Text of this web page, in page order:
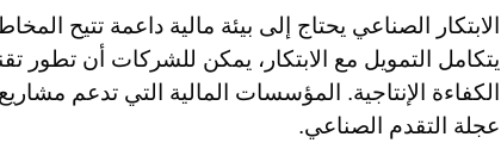
الابتكار الصناعي يحتاج إلى بيئة مالية داعمة تتيح
يتكامل التمويل مع الابتكار، يمكن للشركات أن تطور
الكفاءة الإنتاجية. المؤسسات المالية التي تدعم
عجلة التقدم الصناعي.